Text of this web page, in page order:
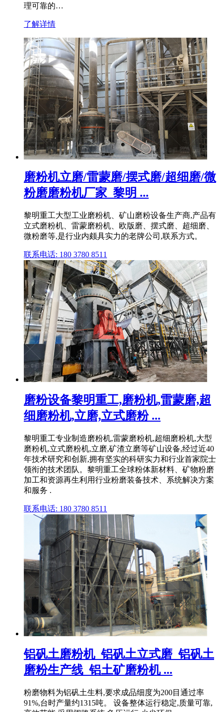
理可靠的…
了解详情
磨粉机立磨/雷蒙磨/摆式磨/超细磨/微
粉磨磨粉机厂家_黎明 ...
黎明重工大型工业磨粉机、矿山磨粉设备生产商,产品有
立式磨粉机、雷蒙磨粉机、欧版磨、摆式磨、超细磨、
微粉磨等,是行业内颇具实力的老牌公司,联系方式。
联系电话: 180 3780 8511
磨粉设备黎明重工,磨粉机,雷蒙磨,超
细磨粉机,立磨,立式磨粉 ...
黎明重工专业制造磨粉机,雷蒙磨粉机,超细磨粉机,大型
磨粉机,立式磨粉机,立磨,矿渣立磨等矿山设备,经过近40
年技术研究和创新,拥有坚实的科研实力和行业首家院士
领衔的技术团队。黎明重工全球粉体新材料、矿物粉磨
加工和资源再生利用行业粉磨装备技术、系统解决方案
和服务 .
联系电话: 180 3780 8511
铝矾土磨粉机_铝矾土立式磨_铝矾土
磨粉生产线_铝土矿磨粉机 ...
粉磨物料为铝矾土生料,要求成品细度为200目通过率
91%,台时产量约1315吨。 设备整体运行稳定,质量可靠,